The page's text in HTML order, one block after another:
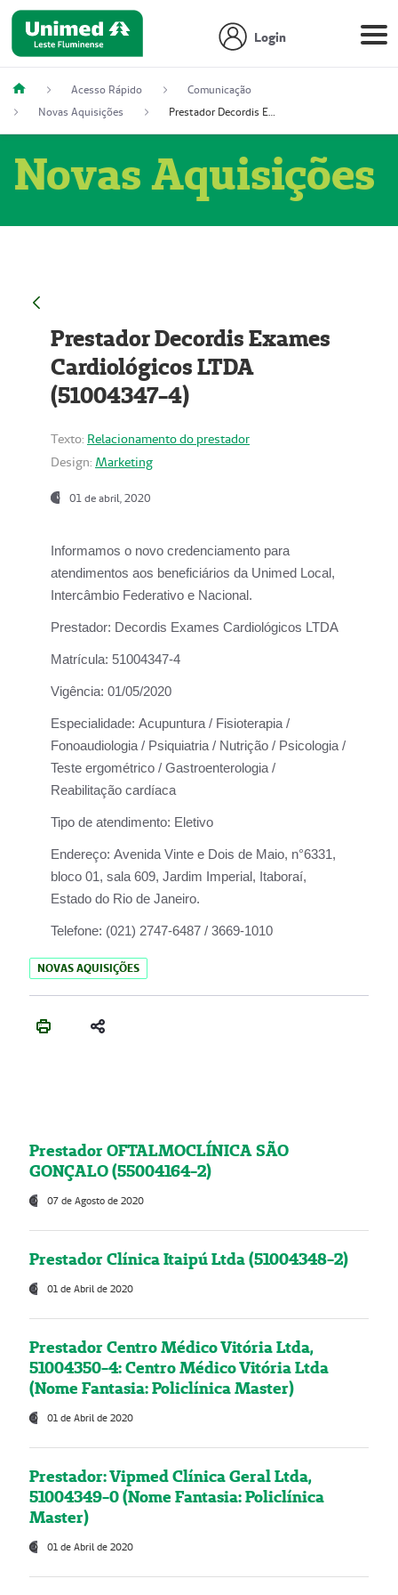
Login
Acesso Rápido
Comunicação
Novas Aquisições
Prestador Decordis Exames Cardiológicos LTDA (51004347-4)
Novas Aquisições
Prestador Decordis Exames
Cardiológicos LTDA
(51004347-4)
Texto: Relacionamento do prestador
Design: Marketing
01 de abril, 2020
Informamos o novo credenciamento para
atendimentos aos beneficiários da Unimed Local,
Intercâmbio Federativo e Nacional.
Prestador: Decordis Exames Cardiológicos LTDA
Matrícula: 51004347-4
Vigência: 01/05/2020
Especialidade: Acupuntura / Fisioterapia /
Fonoaudiologia / Psiquiatria / Nutrição / Psicologia /
Teste ergométrico / Gastroenterologia /
Reabilitação cardíaca
Tipo de atendimento: Eletivo
Endereço: Avenida Vinte e Dois de Maio, n°6331,
bloco 01, sala 609, Jardim Imperial, Itaboraí,
Estado do Rio de Janeiro.
Telefone: (021) 2747-6487 / 3669-1010
NOVAS AQUISIÇÕES
Prestador OFTALMOCLÍNICA SÃO
GONÇALO (55004164-2)
07 de Agosto de 2020
Prestador Clínica Itaipú Ltda (51004348-2)
01 de Abril de 2020
Prestador Centro Médico Vitória Ltda,
51004350-4: Centro Médico Vitória Ltda
(Nome Fantasia: Policlínica Master)
01 de Abril de 2020
Prestador: Vipmed Clínica Geral Ltda,
51004349-0 (Nome Fantasia: Policlínica
Master)
01 de Abril de 2020